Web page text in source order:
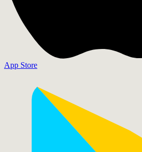
App Store